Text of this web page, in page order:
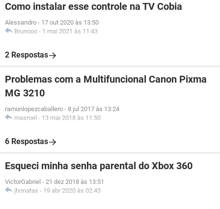
Como instalar esse controle na TV Cobia
Alessandro - 17 out 2020 às 13:50
Brunooo - 1 mai 2021 às 11:43
2 Respostas
Problemas com a Multifuncional Canon Pixma
MG 3210
ramonlopezcaballero - 8 jul 2017 às 13:24
masroel - 13 mai 2018 às 11:50
6 Respostas
Esqueci minha senha parental do Xbox 360
VictorGabriel - 21 dez 2018 às 13:51
jhonatas - 19 abr 2020 às 02:43